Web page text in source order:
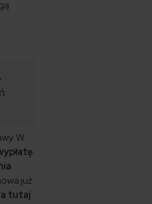
W
już
tutaj